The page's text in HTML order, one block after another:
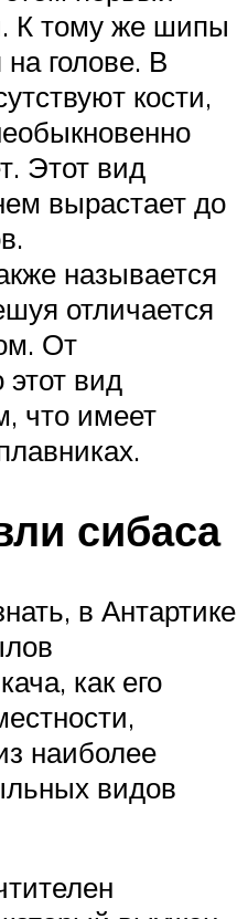
К тому же шипы
голове. В
кости,
Этот вид
вырастает до
называется
отличается
От
этот вид
что имеет
сибаса
в Антартике
как его
наиболее
видов